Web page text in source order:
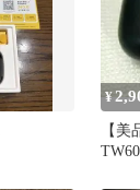
¥
【美